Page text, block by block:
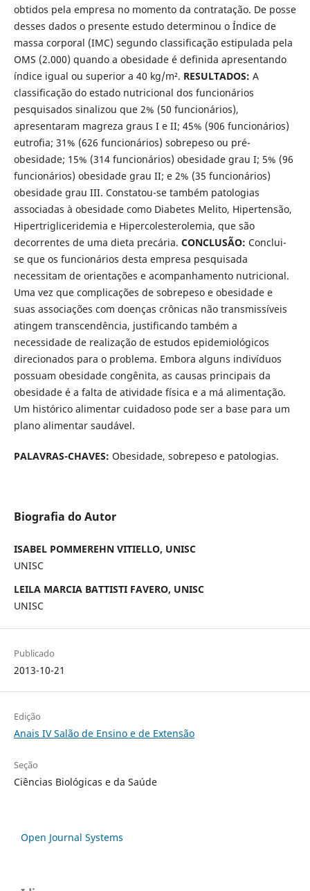
obtidos pela empresa no momento da contratação. De posse
desses dados o presente estudo determinou o Índice de
massa corporal (IMC) segundo classificação estipulada pela
OMS (2.000) quando a obesidade é definida apresentando
índice igual ou superior a 40 kg/m². RESULTADOS: A
classificação do estado nutricional dos funcionários
pesquisados sinalizou que 2% (50 funcionários),
apresentaram magreza graus I e II; 45% (906 funcionários)
eutrofia; 31% (626 funcionários) sobrepeso ou pré-
obesidade; 15% (314 funcionários) obesidade grau I; 5% (96
funcionários) obesidade grau II; e 2% (35 funcionários)
obesidade grau III. Constatou-se também patologias
associadas à obesidade como Diabetes Melito, Hipertensão,
Hipertrigliceridemia e Hipercolesterolemia, que são
decorrentes de uma dieta precária. CONCLUSÃO: Conclui-
se que os funcionários desta empresa pesquisada
necessitam de orientações e acompanhamento nutricional.
Uma vez que complicações de sobrepeso e obesidade e
suas associações com doenças crônicas não transmissíveis
atingem transcendência, justificando também a
necessidade de realização de estudos epidemiológicos
direcionados para o problema. Embora alguns indivíduos
possuam obesidade congênita, as causas principais da
obesidade é a falta de atividade física e a má alimentação.
Um histórico alimentar cuidadoso pode ser a base para um
plano alimentar saudável.
PALAVRAS-CHAVES: Obesidade, sobrepeso e patologias.
Biografia do Autor
ISABEL POMMEREHN VITIELLO, UNISC
UNISC
LEILA MARCIA BATTISTI FAVERO, UNISC
UNISC
Publicado
2013-10-21
Edição
Anais IV Salão de Ensino e de Extensão
Seção
Ciências Biológicas e da Saúde
Open Journal Systems